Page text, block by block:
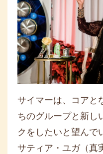
サイマーは、コアと
ちのグループと新し
クをしたいと望んで
サティア・ユガ（真